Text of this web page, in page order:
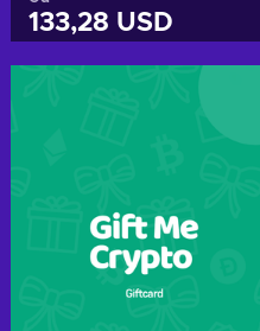
133,28 USD
Dodaj do koszyka
Zobacz oferty